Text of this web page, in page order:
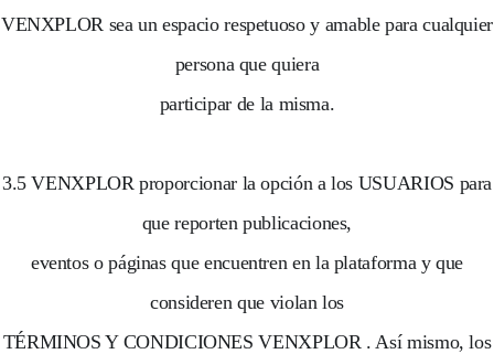
VENXPLOR sea un espacio respetuoso y amable para cualquier
persona que quiera
participar de la misma.
3.5 VENXPLOR proporcionar la opción a los USUARIOS para
que reporten publicaciones,
eventos o páginas que encuentren en la plataforma y que
consideren que violan los
TÉRMINOS Y CONDICIONES VENXPLOR . Así mismo, los